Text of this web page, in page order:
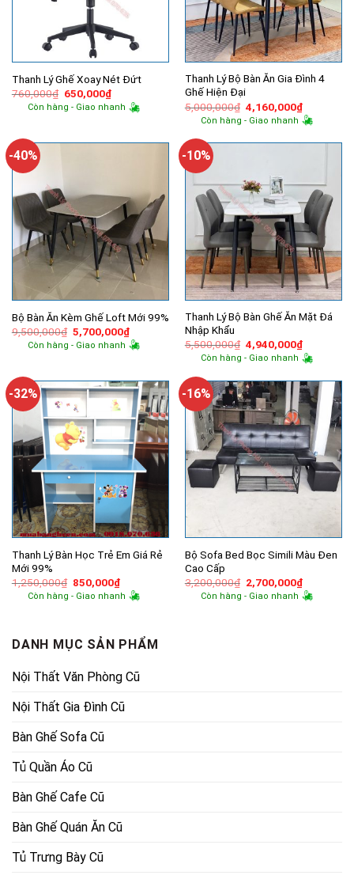
Thanh Lý Ghế Xoay Nét Đứt
760,000₫ Giá
gốc
là:
650,000₫Giá
hiện
tại
Còn hàng - Giao nhanh
Thanh Lý Bộ Bàn Ăn Gia Đình 4
Ghế Hiện Đại
5,000,000₫ Giá
gốc
là:
4,160,000₫Giá
hiện
tại
Còn hàng - Giao nhanh
-40%
Bộ Bàn Ăn Kèm Ghế Loft Mới 99%
9,500,000₫ Giá
gốc
là:
5,700,000₫Giá
hiện
tại
Còn hàng - Giao nhanh
-10%
Thanh Lý Bộ Bàn Ghế Ăn Mặt Đá
Nhập Khẩu
5,500,000₫ Giá
gốc
là:
4,940,000₫Giá
hiện
tại
Còn hàng - Giao nhanh
-32%
Thanh Lý Bàn Học Trẻ Em Giá Rẻ
Mới 99%
1,250,000₫ Giá
gốc
là:
850,000₫Giá
hiện
tại
Còn hàng - Giao nhanh
-16%
Bộ Sofa Bed Bọc Simili Màu Đen
Cao Cấp
3,200,000₫ Giá
gốc
là:
2,700,000₫Giá
hiện
tại
Còn hàng - Giao nhanh
DANH MỤC SẢN PHẨM
Nội Thất Văn Phòng Cũ
Nội Thất Gia Đình Cũ
Bàn Ghế Sofa Cũ
Tủ Quần Áo Cũ
Bàn Ghế Cafe Cũ
Bàn Ghế Quán Ăn Cũ
Tủ Trưng Bày Cũ